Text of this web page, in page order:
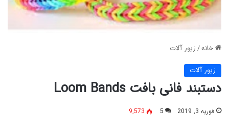
خانه/زیور آلات
زیور آلات
دستبند فانی بافت Loom Bands
فوریه 3, 2019 5
9,573